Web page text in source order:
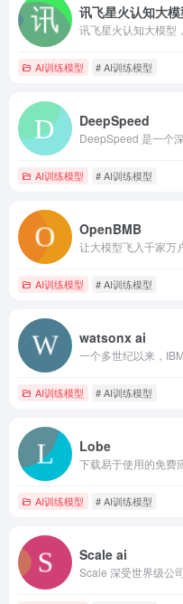
讯飞星火认知大模
AI训练模型 # AI训练模型
DeepSpeed
AI训练模型 # AI训练模型
OpenBMB
让大模型飞入千家万
AI训练模型 # AI训练模型
watsonx ai
AI训练模型 # AI训练模型
Lobe
AI训练模型 # AI训练模型
Scale ai